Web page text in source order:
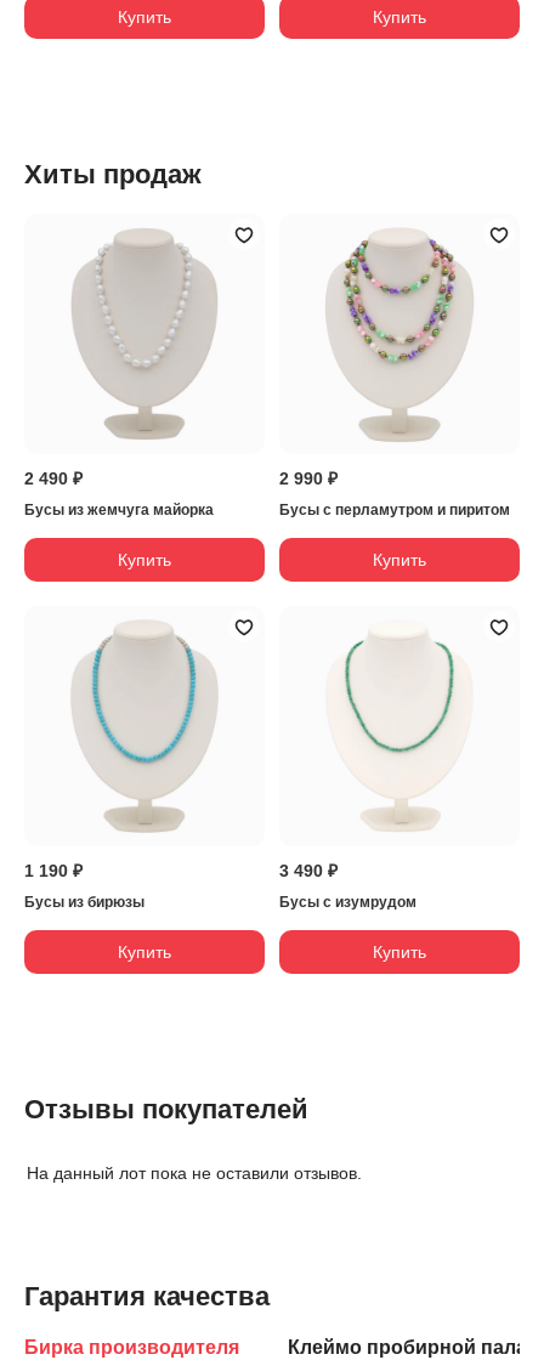
Купить Купить
Хиты продаж
2 490 ₽
Бусы из жемчуга майорка
Купить
2 990 ₽
Бусы с перламутром и пиритом
Купить
1 190 ₽
Бусы из бирюзы
Купить
3 490 ₽
Бусы с изумрудом
Купить
Отзывы покупателей
На данный лот пока не оставили отзывов.
Гарантия качества
Бирка производителя Клеймо пробирной